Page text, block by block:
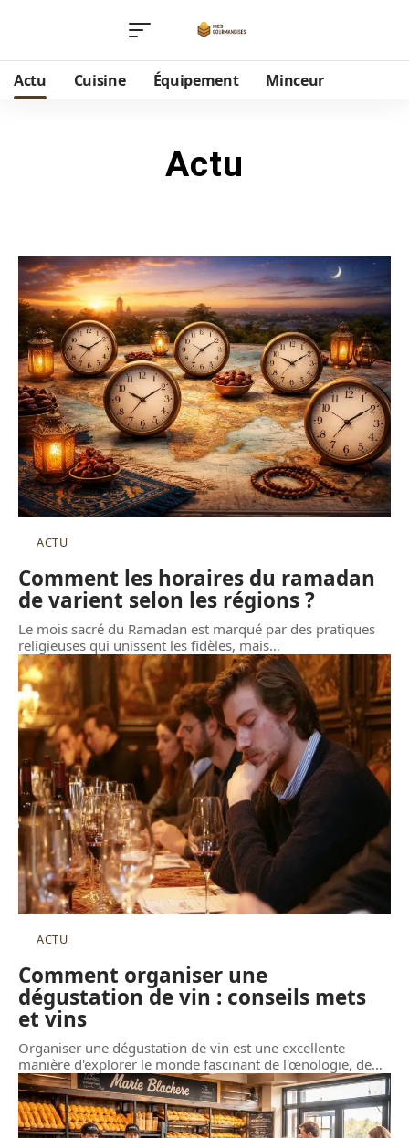
Actu Cuisine Équipement Minceur
Actu
ACTU
Comment les horaires du ramadan
de varient selon les régions ?
Le mois sacré du Ramadan est marqué par des pratiques
religieuses qui unissent les fidèles, mais…
ACTU
Comment organiser une
dégustation de vin : conseils mets
et vins
Organiser une dégustation de vin est une excellente
manière d'explorer le monde fascinant de l'œnologie, de…